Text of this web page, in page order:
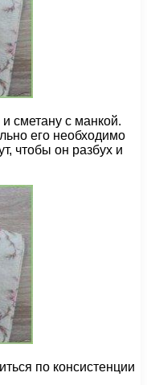
сметану с манкой.
его необходимо
чтобы он разбух и
по консистенции